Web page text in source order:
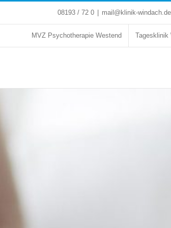
08193 / 72 0 mail@klinik-windach.de
MVZ Psychotherapie Westend Tagesklinik